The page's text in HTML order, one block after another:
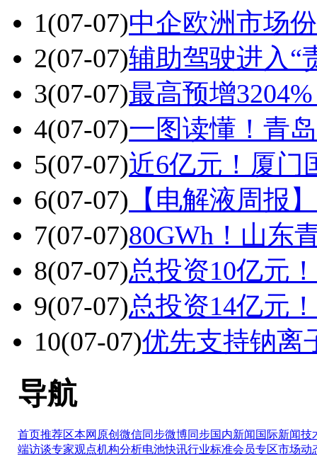
1(07-07)中企欧洲市场
2(07-07)辅助驾驶进入“
3(07-07)最高预增
4(07-07)一图读懂！青
5(07-07)近6亿元！厦门
6(07-07) 【电解液周报
7(07-07)80GWh！山东
8(07-07)总投资10亿元
9(07-07)总投资14亿元
10(07-07)优先支持钠离
导航
首页推荐区本网原创 微信同步微博同步国内新闻 国际新闻技
端访谈专家观点机构分析电池快讯行业标准会员专区市场动